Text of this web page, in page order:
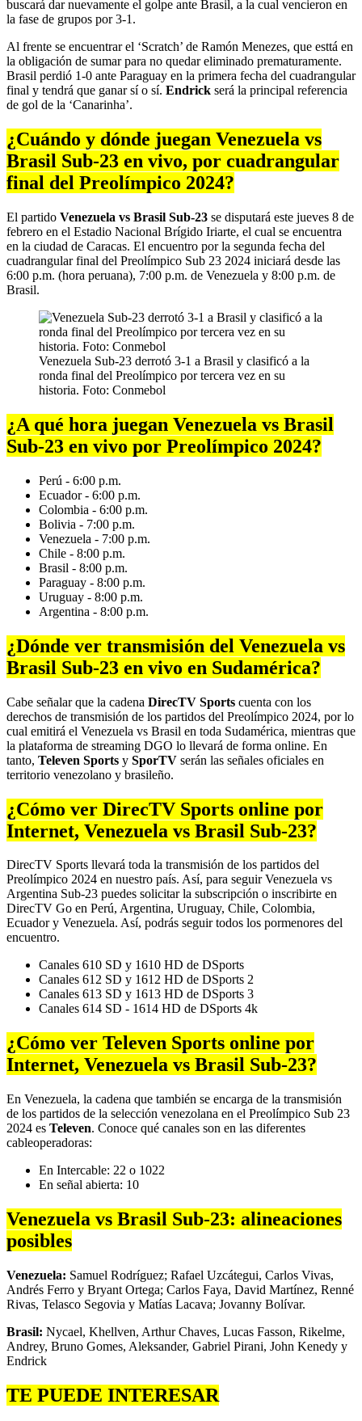
buscará dar nuevamente el golpe ante Brasil, a la cual vencieron en
la fase de grupos por 3-1.
Al frente se encuentrar el ‘Scratch’ de Ramón Menezes, que esttá en
la obligación de sumar para no quedar eliminado prematuramente.
Brasil perdió 1-0 ante Paraguay en la primera fecha del cuadrangular
final y tendrá que ganar sí o sí. Endrick será la principal referencia
de gol de la ‘Canarinha’.
¿Cuándo y dónde juegan Venezuela vs
Brasil Sub-23 en vivo, por cuadrangular
final del Preolímpico 2024?
El partido Venezuela vs Brasil Sub-23 se disputará este jueves 8 de
febrero en el Estadio Nacional Brígido Iriarte, el cual se encuentra
en la ciudad de Caracas. El encuentro por la segunda fecha del
cuadrangular final del Preolímpico Sub 23 2024 iniciará desde las
6:00 p.m. (hora peruana), 7:00 p.m. de Venezuela y 8:00 p.m. de
Brasil.
Venezuela Sub-23 derrotó 3-1 a Brasil y clasificó a la
ronda final del Preolímpico por tercera vez en su
historia. Foto: Conmebol
¿A qué hora juegan Venezuela vs Brasil
Sub-23 en vivo por Preolímpico 2024?
Perú - 6:00 p.m.
Ecuador - 6:00 p.m.
Colombia - 6:00 p.m.
Bolivia - 7:00 p.m.
Venezuela - 7:00 p.m.
Chile - 8:00 p.m.
Brasil - 8:00 p.m.
Paraguay - 8:00 p.m.
Uruguay - 8:00 p.m.
Argentina - 8:00 p.m.
¿Dónde ver transmisión del Venezuela vs
Brasil Sub-23 en vivo en Sudamérica?
Cabe señalar que la cadena DirecTV Sports cuenta con los
derechos de transmisión de los partidos del Preolímpico 2024, por lo
cual emitirá el Venezuela vs Brasil en toda Sudamérica, mientras que
la plataforma de streaming DGO lo llevará de forma online. En
tanto, Televen Sports y SporTV serán las señales oficiales en
territorio venezolano y brasileño.
¿Cómo ver DirecTV Sports online por
Internet, Venezuela vs Brasil Sub-23?
DirecTV Sports llevará toda la transmisión de los partidos del
Preolímpico 2024 en nuestro país. Así, para seguir Venezuela vs
Argentina Sub-23 puedes solicitar la subscripción o inscribirte en
DirecTV Go en Perú, Argentina, Uruguay, Chile, Colombia,
Ecuador y Venezuela. Así, podrás seguir todos los pormenores del
encuentro.
Canales 610 SD y 1610 HD de DSports
Canales 612 SD y 1612 HD de DSports 2
Canales 613 SD y 1613 HD de DSports 3
Canales 614 SD - 1614 HD de DSports 4k
¿Cómo ver Televen Sports online por
Internet, Venezuela vs Brasil Sub-23?
En Venezuela, la cadena que también se encarga de la transmisión
de los partidos de la selección venezolana en el Preolímpico Sub 23
2024 es Televen. Conoce qué canales son en las diferentes
cableoperadoras:
En Intercable: 22 o 1022
En señal abierta: 10
Venezuela vs Brasil Sub-23: alineaciones
posibles
Venezuela: Samuel Rodríguez; Rafael Uzcátegui, Carlos Vivas,
Andrés Ferro y Bryant Ortega; Carlos Faya, David Martínez, Renné
Rivas, Telasco Segovia y Matías Lacava; Jovanny Bolívar.
Brasil: Nycael, Khellven, Arthur Chaves, Lucas Fasson, Rikelme,
Andrey, Bruno Gomes, Aleksander, Gabriel Pirani, John Kenedy y
Endrick
TE PUEDE INTERESAR